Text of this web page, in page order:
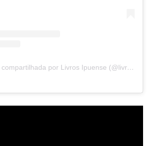
Uma publicação compartilhada por Livros Ipuense (@livraria.papelaria_ipuense)